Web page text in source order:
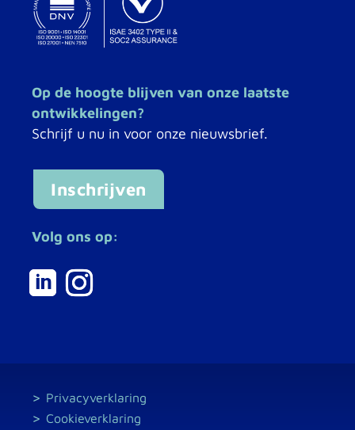
Op de hoogte blijven van onze laatste
ontwikkelingen?
Schrijf u nu in voor onze nieuwsbrief.
Inschrijven
Volg ons op:
Privacyverklaring
Cookieverklaring